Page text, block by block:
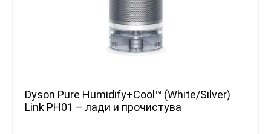
Dyson Pure Humidify+Cool™ (White/Silver)
Link PH01 – лади и прочистува